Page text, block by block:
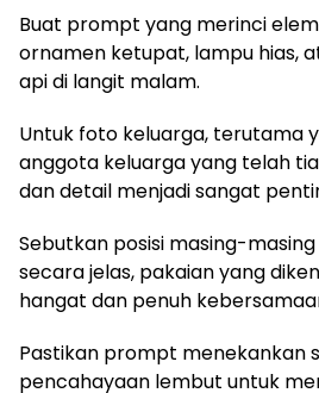
Buat prompt yang merinci
ornamen ketupat, lampu hias,
api di langit malam.
Untuk foto keluarga, terutama
anggota keluarga yang telah
dan detail menjadi sangat
Sebutkan posisi masing-
secara jelas, pakaian yang
hangat dan penuh
Pastikan prompt menekankan
pencahayaan lembut untuk